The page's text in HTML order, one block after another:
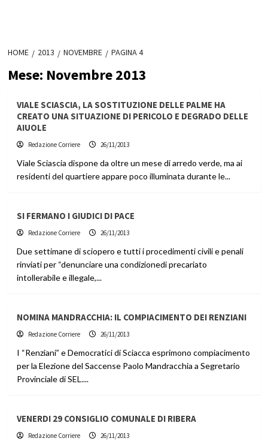
HOME 2013 NOVEMBRE PAGINA 4
Mese: Novembre 2013
VIALE SCIASCIA, LA SOSTITUZIONE DELLE PALME HA
CREATO UNA SITUAZIONE DI PERICOLO E DEGRADO DELLE
AIUOLE
Redazione Corriere 26/11/2013
Viale Sciascia dispone da oltre un mese di arredo verde, ma ai
residenti del quartiere appare poco illuminata durante le...
SI FERMANO I GIUDICI DI PACE
Redazione Corriere 26/11/2013
Due settimane di sciopero e tutti i procedimenti civili e penali
rinviati per “denunciare una condizionedi precariato
intollerabile e illegale,...
NOMINA MANDRACCHIA: IL COMPIACIMENTO DEI RENZIANI
Redazione Corriere 26/11/2013
I “Renziani” e Democratici di Sciacca esprimono compiacimento
per la Elezione del Saccense Paolo Mandracchia a Segretario
Provinciale di SEL....
VENERDI 29 CONSIGLIO COMUNALE DI RIBERA
Redazione Corriere 26/11/2013